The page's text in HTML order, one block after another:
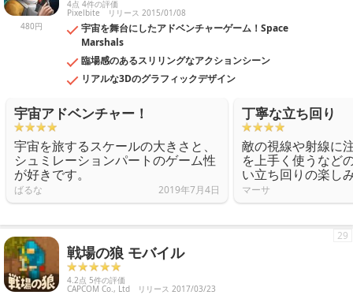
480円
4点 4件の評価
Pixelbite リリース 2015/01/08
宇宙を舞台にしたアドベンチャーゲーム！Space
Marshals
臨場感のあるスリリングなアクションシーン
リアルな3Dのグラフィックデザイン
宇宙アドベンチャー！
宇宙を旅するスケールの大きさと、
シュミレーションパートのゲーム性
が好きです。
ばるな 2019年7月4日
丁寧な立ち回り
敵の視線や射線に
を上手く使うなど
い立ち回りの楽し
マーサ
戦場の狼 モバイル
4.2点 5件の評価
CAPCOM Co., Ltd リリース 2017/03/23
29